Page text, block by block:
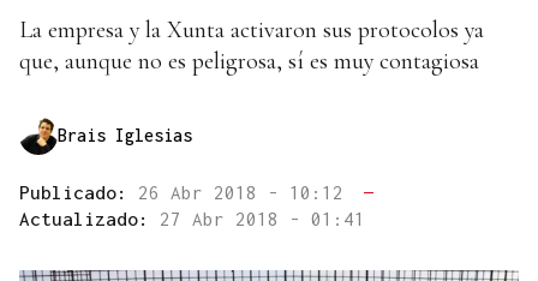
La empresa y la Xunta activaron sus protocolos ya
que, aunque no es peligrosa, sí es muy contagiosa
Brais Iglesias
Publicado: 26 Abr 2018 - 10:12
—
Actualizado: 27 Abr 2018 - 01:41